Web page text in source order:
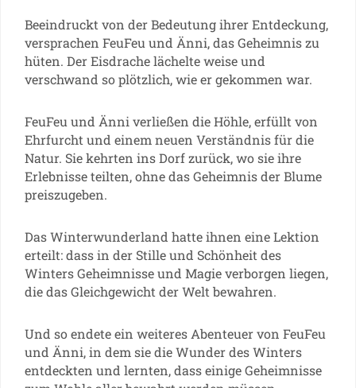
Beeindruckt von der Bedeutung ihrer Entdeckung,
versprachen FeuFeu und Änni, das Geheimnis zu
hüten. Der Eisdrache lächelte weise und
verschwand so plötzlich, wie er gekommen war.
FeuFeu und Änni verließen die Höhle, erfüllt von
Ehrfurcht und einem neuen Verständnis für die
Natur. Sie kehrten ins Dorf zurück, wo sie ihre
Erlebnisse teilten, ohne das Geheimnis der Blume
preiszugeben.
Das Winterwunderland hatte ihnen eine Lektion
erteilt: dass in der Stille und Schönheit des
Winters Geheimnisse und Magie verborgen liegen,
die das Gleichgewicht der Welt bewahren.
Und so endete ein weiteres Abenteuer von FeuFeu
und Änni, in dem sie die Wunder des Winters
entdeckten und lernten, dass einige Geheimnisse